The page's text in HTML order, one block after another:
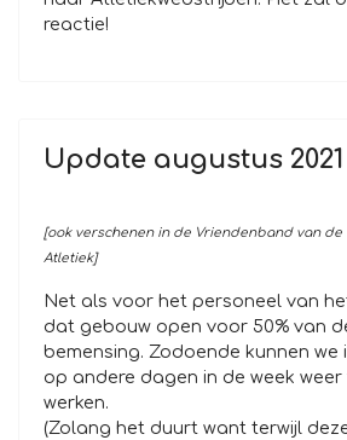
reactie!
Update augustus 2021
[ook verschenen in de Vriendenband van de
Atletiek]
Net als voor het personeel van
dat gebouw open voor 50% van
bemensing. Zodoende kunnen we
op andere dagen in de week weer
werken.
(Zolang het duurt want terwijl